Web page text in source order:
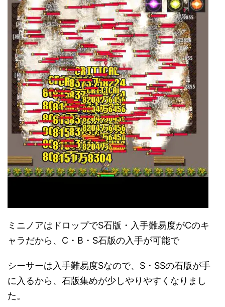
ミニノアはドロップでS石版・入手難易度がCのキ
ャラだから、C・B・S石版の入手が可能で
シーサーは入手難易度Sなので、S・SSの石版が手
に入るから、石版集めが少しやりやすくなりまし
た。